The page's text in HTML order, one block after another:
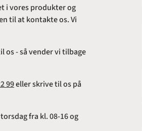
i vores produkter og
til at kontakte os. Vi
os - så vender vi tilbage
99eller skrive til os på
fra kl. 08-16 og